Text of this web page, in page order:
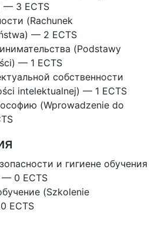
— 3 ECTS
(Rachunek
— 2 ECTS
(Podstawy
— 1 ECTS
собственности
intelektualnej) — 1 ECTS
(Wprowadzenie do
и гигиене обучения
— 0 ECTS
(Szkolenie
ECTS